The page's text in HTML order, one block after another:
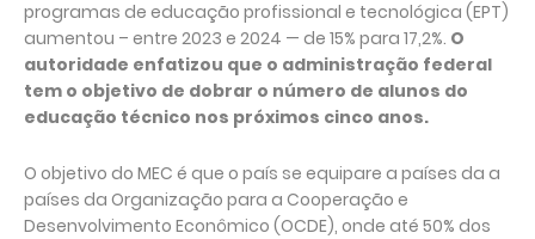
programas de educação profissional e tecnológica (EPT)
aumentou – entre 2023 e 2024 — de 15% para 17,2%. O
autoridade enfatizou que o administração federal
tem o objetivo de dobrar o número de alunos do
educação técnico nos próximos cinco anos.
O objetivo do MEC é que o país se equipare a países da a
países da Organização para a Cooperação e
Desenvolvimento Econômico (OCDE), onde até 50% dos